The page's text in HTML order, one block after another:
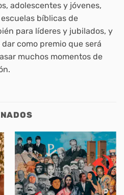
adolescentes y jóvenes,
bíblicas de
para líderes y jubilados, y
como premio que será
muchos momentos de